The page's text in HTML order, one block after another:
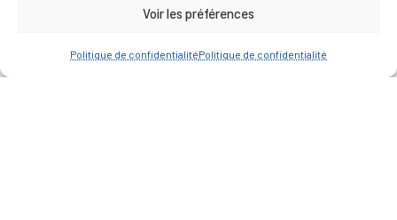
Voir les préférences
Politique de confidentialitéPolitique de confidentialité
Espace agent